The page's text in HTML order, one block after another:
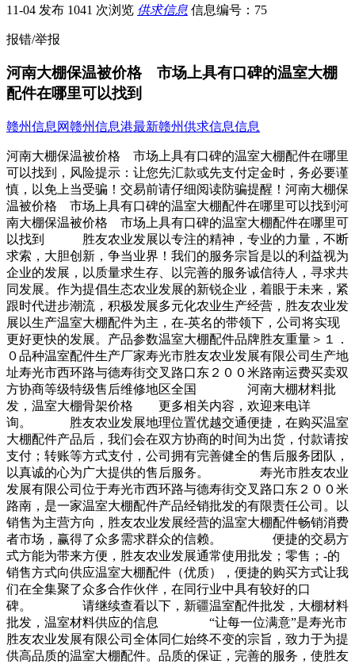
11-04 发布 1041 次浏览 供求信息 信息编号：75
报错/举报
河南大棚保温被价格 市场上具有口碑的温室大棚
配件在哪里可以找到
赣州信息网赣州信息港最新赣州供求信息信息
河南大棚保温被价格 市场上具有口碑的温室大棚配件在哪里
可以找到，风险提示：让您先汇款或先支付定金时，务必要谨
慎，以免上当受骗！交易前请仔细阅读防骗提醒！河南大棚保
温被价格 市场上具有口碑的温室大棚配件在哪里可以找到河
南大棚保温被价格 市场上具有口碑的温室大棚配件在哪里可
以找到 胜友农业发展以专注的精神，专业的力量，不断
求索，大胆创新，争当业界！我们的服务宗旨是以的利益视为
企业的发展，以质量求生存、以完善的服务诚信待人，寻求共
同发展。作为提倡生态农业发展的新锐企业，着眼于未来，紧
跟时代进步潮流，积极发展多元化农业生产经营，胜友农业发
展以生产温室大棚配件为主，在-英名的带领下，公司将实现
更好更快的发展。产品参数温室大棚配件品牌胜友重量＞１．
０品种温室配件生产厂家寿光市胜友农业发展有限公司生产地
址寿光市西环路与德寿街交叉路口东２００米路南运费买卖双
方协商等级特级售后维修地区全国 河南大棚材料批
发，温室大棚骨架价格 更多相关内容，欢迎来电详
询。 胜友农业发展地理位置优越交通便捷，在购买温室
大棚配件产品后，我们会在双方协商的时间为出货，付款请按
支付；转账等方式支付，公司拥有完善健全的售后服务团队，
以真诚的心为广大提供的售后服务。 寿光市胜友农业
发展有限公司位于寿光市西环路与德寿街交叉路口东２００米
路南，是一家温室大棚配件产品经销批发的有限责任公司。以
销售为主营方向，胜友农业发展经营的温室大棚配件畅销消费
者市场，赢得了众多需求群众的信赖。 便捷的交易方
式方能为带来方便，胜友农业发展通常使用批发；零售；-的
销售方式向供应温室大棚配件（优质），便捷的购买方式让我
们在全集聚了众多合作伙伴，在同行业中具有较好的口
碑。 请继续查看以下，新疆温室配件批发，大棚材料
批发，温室材料供应的信息 “让每一位满意”是寿光市
胜友农业发展有限公司全体同仁始终不变的宗旨，致力于为提
供高品质的温室大棚配件。品质的保证，完善的服务，使胜友